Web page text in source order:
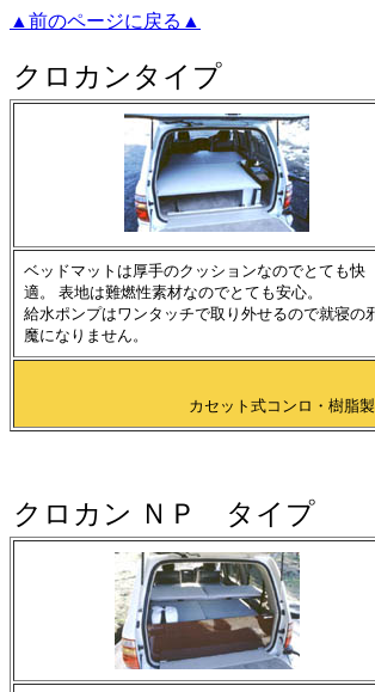
▲前のページに戻る▲
クロカンタイプ
ベッドマットは厚手のクッションなのでとても快
適。 表地は難燃性素材なのでとても安心。
給水ポンプはワンタッチで取り外せるので就寝の
魔になりません。
カセット式コンロ・樹脂
クロカン ＮＰ タイプ